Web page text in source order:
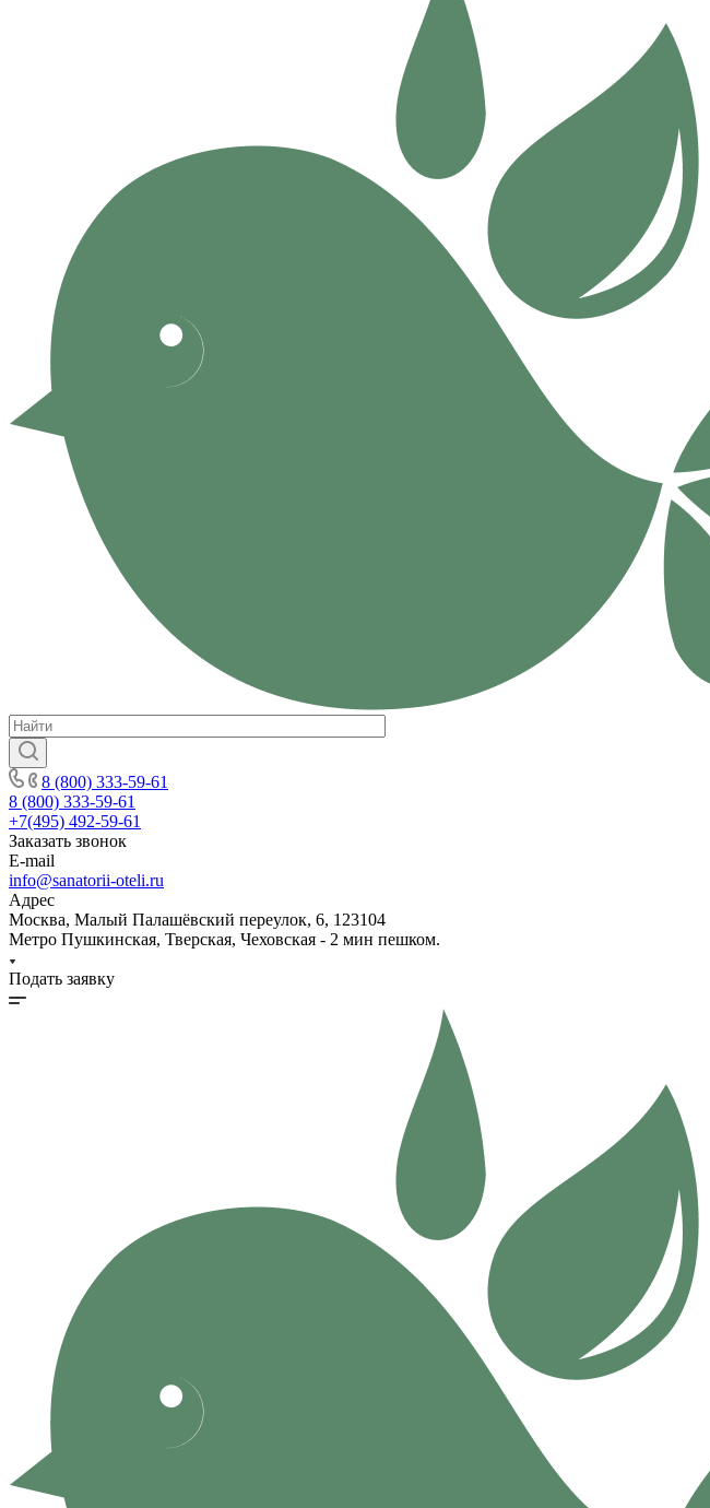
8 (800) 333-59-61
8 (800) 333-59-61
+7(495) 492-59-61
Заказать звонок
E-mail
info@sanatorii-oteli.ru
Адрес
Москва, Малый Палашёвский переулок, 6, 123104
Метро Пушкинская, Тверская, Чеховская - 2 мин пешком.
Подать заявку